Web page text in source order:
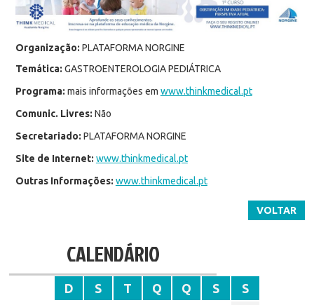
Organização: PLATAFORMA NORGINE
Temática: GASTROENTEROLOGIA PEDIÁTRICA
Programa: mais informações em www.thinkmedical.pt
Comunic. Livres: Não
Secretariado: PLATAFORMA NORGINE
Site de Internet: www.thinkmedical.pt
Outras Informações: www.thinkmedical.pt
VOLTAR
CALENDÁRIO
D S T Q Q S
S